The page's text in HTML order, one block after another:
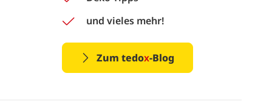
und vieles mehr!
Zum tedox-Blog